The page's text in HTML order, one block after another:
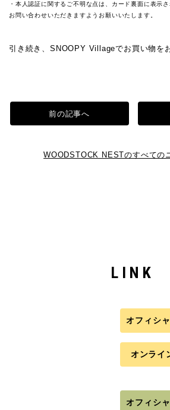
・本人認証に関するご不明な点は、カード裏面に表示
お問い合わせいただきますようお願いいたします。
引き続き、SNOOPY Villageでお買い物を
前の記事へ
WOODSTOCK NESTのすべての
LINK
オフィシ
オンライ
オフィシ